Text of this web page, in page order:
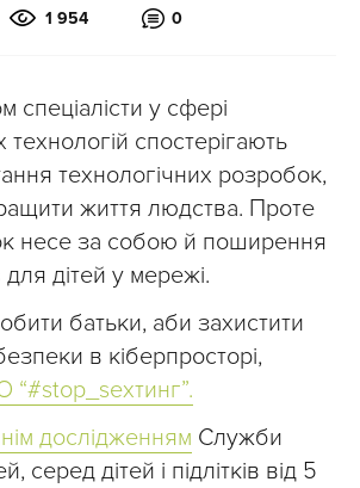
1 954 0
спеціалісти у сфері
технологій спостерігають
технологічних розробок,
життя людства. Проте
несе за собою й поширення
дітей у мережі.
батьки, аби захистити
в кіберпросторі,
“#stop_sexтинг”.
дослідженням Служби
серед дітей і підлітків від 5